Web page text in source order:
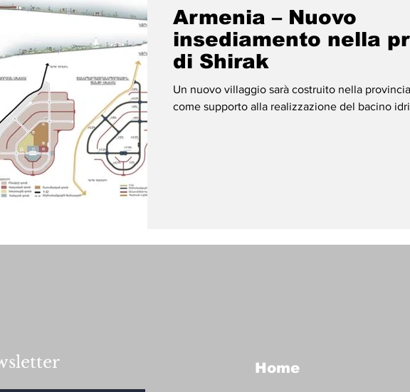
Armenia – Nuovo
insediamento nella
di Shirak
Un nuovo villaggio sarà costruito nella
come supporto alla realizzazione del bacino
Home